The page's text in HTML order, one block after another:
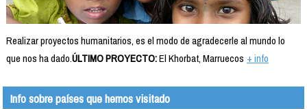
Realizar proyectos humanitarios, es el modo de agradecerle al mundo lo
que nos ha dado.ÚLTIMO PROYECTO:El Khorbat, Marruecos + info
Info sobre países que hemos visitado